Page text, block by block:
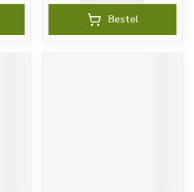
Bestel